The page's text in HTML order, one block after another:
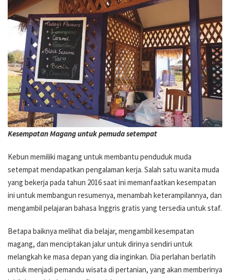
Kesempatan Magang untuk pemuda setempat
Kebun memiliki magang untuk membantu penduduk muda
setempat mendapatkan pengalaman kerja. Salah satu wanita muda
yang bekerja pada tahun 2016 saat ini memanfaatkan kesempatan
ini untuk membangun resumenya, menambah keterampilannya, dan
mengambil pelajaran bahasa Inggris gratis yang tersedia untuk staf.
Betapa baiknya melihat dia belajar, mengambil kesempatan
magang, dan menciptakan jalur untuk dirinya sendiri untuk
melangkah ke masa depan yang dia inginkan. Dia perlahan berlatih
untuk menjadi pemandu wisata di pertanian, yang akan memberinya